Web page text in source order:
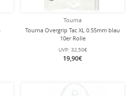
Tourna
Tourna Overgrip Tac XL 0.55mm blau
10er Rolle
UVP: 32,50€
19,90€